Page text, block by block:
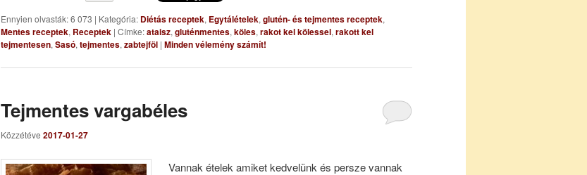
Ennyien olvasták: 6 073 | Kategória: Diétás receptek, Egytálételek, glutén- és tejmentes receptek,
Mentes receptek, Receptek | Címke:ataisz, gluténmentes, köles, rakot kel kölessel, rakott kel
tejmentesen, Sasó, tejmentes, zabtejföl | Minden vélemény számít!
Tejmentes vargabéles
Közzétéve 2017-01-27
Vannak ételek amiket kedvelünk és persze vannak